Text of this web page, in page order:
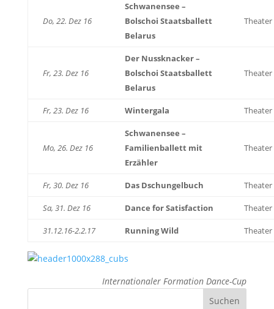
Do, 22. Dez 16
Schwanensee –
Bolschoi Staatsballett
Belarus
Theater
Fr, 23. Dez 16
Der Nussknacker –
Bolschoi Staatsballett
Belarus
Theater
Fr, 23. Dez 16 Wintergala Theater
Mo, 26. Dez 16
Schwanensee –
Familienballett mit
Erzähler
Theater
Fr, 30. Dez 16 Das Dschungelbuch Theater
Sa, 31. Dez 16 Dance for Satisfaction Theater
31.12.16-2.2.17 Running Wild Theater
Internationaler Formation Dance-Cup